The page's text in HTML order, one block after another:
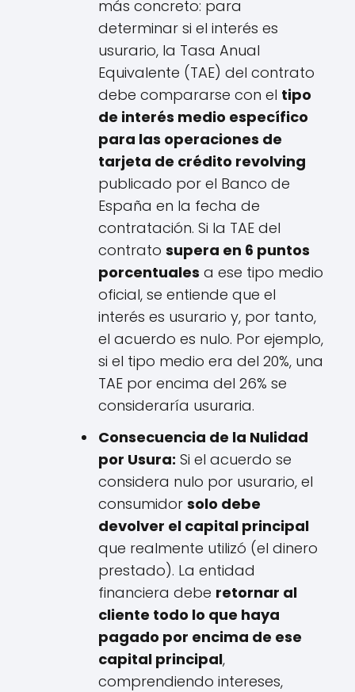
más concreto: para
determinar si el interés es
usurario, la Tasa Anual
Equivalente (TAE) del contrato
debe compararse con el tipo
de interés medio específico
para las operaciones de
tarjeta de crédito revolving
publicado por el Banco de
España en la fecha de
contratación. Si la TAE del
contrato supera en 6 puntos
porcentuales a ese tipo medio
oficial, se entiende que el
interés es usurario y, por tanto,
el acuerdo es nulo. Por ejemplo,
si el tipo medio era del 20%, una
TAE por encima del 26% se
consideraría usuraria.
Consecuencia de la Nulidad
por Usura: Si el acuerdo se
considera nulo por usurario, el
consumidor solo debe
devolver el capital principal
que realmente utilizó (el dinero
prestado). La entidad
financiera debe retornar al
cliente todo lo que haya
pagado por encima de ese
capital principal,
comprendiendo intereses,